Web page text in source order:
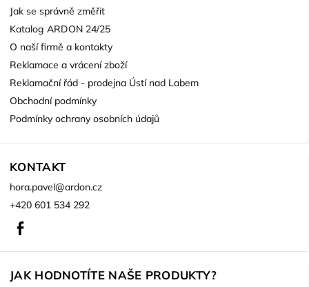
Jak se správně změřit
Katalog ARDON 24/25
O naší firmě a kontakty
Reklamace a vrácení zboží
Reklamační řád - prodejna Ústí nad Labem
Obchodní podmínky
Podmínky ochrany osobních údajů
KONTAKT
hora.pavel@ardon.cz
+420 601 534 292
JAK HODNOTÍTE NAŠE PRODUKTY?